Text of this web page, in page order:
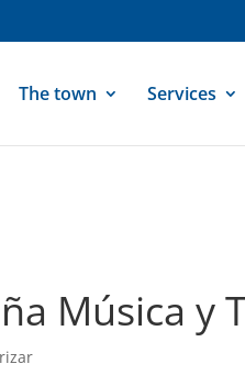
The town Services
Música y